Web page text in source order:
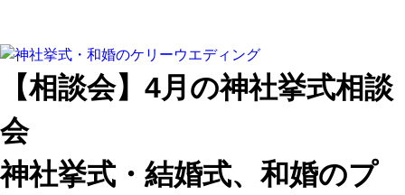
【相談会】4月の神社挙式相談
会
神社挙式・結婚式、和婚のプ